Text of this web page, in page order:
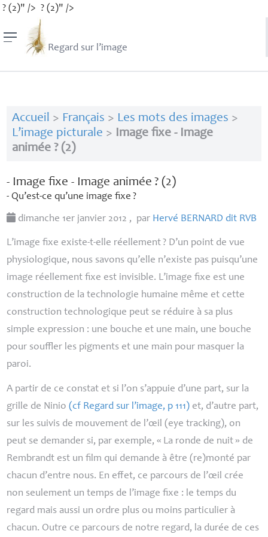
? (2)" /> ? (2)" />
Regard sur l’image
Accueil > Français > Les mots des images >
L’image picturale > Image fixe - Image
animée ? (2)
- Image fixe - Image animée ? (2)
- Qu’est-ce qu’une image fixe ?
dimanche 1er janvier 2012 , par Hervé BERNARD dit RVB
L’image fixe existe-t-elle réellement ? D’un point de vue
physiologique, nous savons qu’elle n’existe pas puisqu’une
image réellement fixe est invisible. L’image fixe est une
construction de la technologie humaine même et cette
construction technologique peut se réduire à sa plus
simple expression : une bouche et une main, une bouche
pour souffler les pigments et une main pour masquer la
paroi.
A partir de ce constat et si l’on s’appuie d’une part, sur la
grille de Ninio(cf Regard sur l’image, p 111) et, d’autre part,
sur les suivis de mouvement de l’œil (eye tracking), on
peut se demander si, par exemple,« La ronde de nuit » de
Rembrandt est un film qui demande à être (re)monté par
chacun d’entre nous. En effet, ce parcours de l’œil crée
non seulement un temps de l’image fixe : le temps du
regard mais aussi un ordre plus ou moins particulier à
chacun. Outre ce parcours de notre regard, la durée de ces